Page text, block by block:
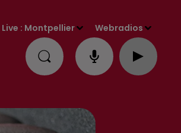
Live : Montpellier Webradios